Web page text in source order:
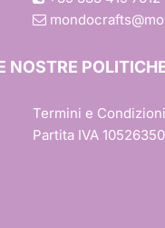
NOSTRE
Termini e Condizioni
Partita IVA